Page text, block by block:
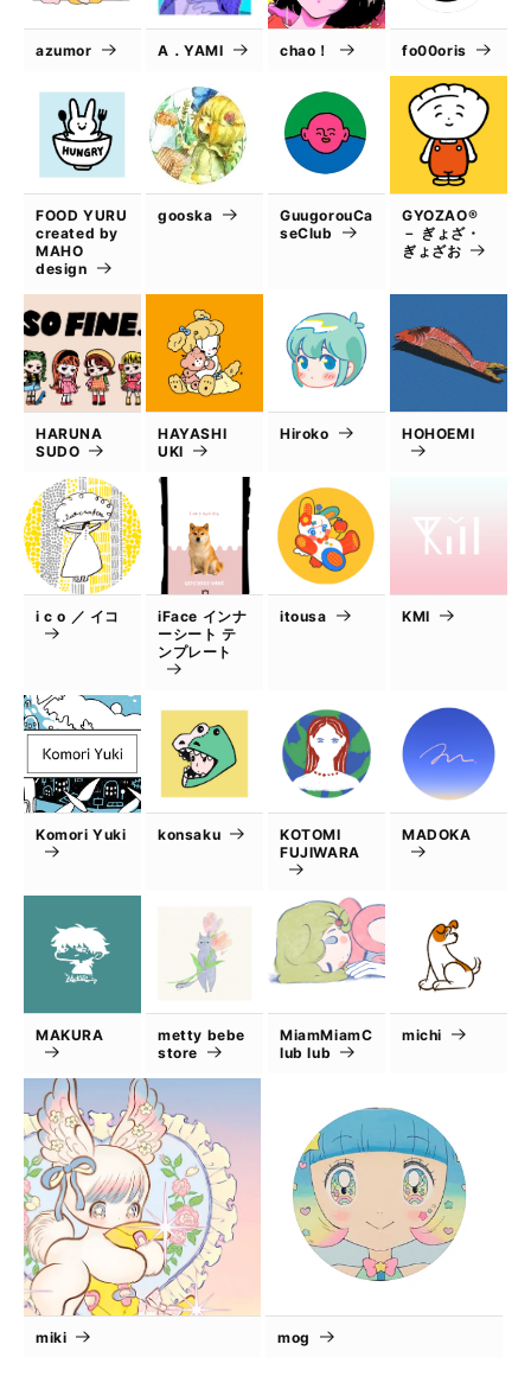
azumor A．YAMI chao！ fo00oris
FOOD YURU
created by
MAHO
design
gooska
GuugorouCa
seClub
GYOZAO®
－ ぎょざ・
ぎょざお
HARUNA
SUDO
HAYASHI
UKI
Hiroko HOHOEMI
i c o ／ イコ
iFace インナ
ーシート テ
ンプレート
itousa KMI
Komori Yuki konsaku
KOTOMI
FUJIWARA
MADOKA
MAKURA
metty bebe
store
MiamMiamC
lub lub
michi
miki mog